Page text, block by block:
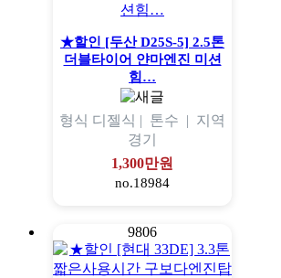
★할인 [두산 D25S-5] 2.5톤
더블타이어 얀마엔진 미션
힘…
형식 디젤식 | 톤수 | 지역
경기
1,300만원
no.18984
9806